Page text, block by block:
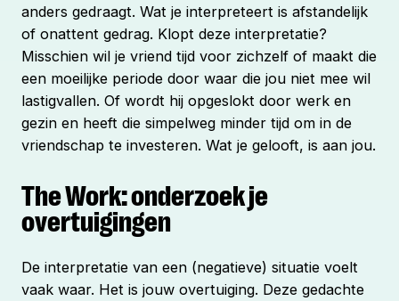
anders gedraagt. Wat je interpreteert is afstandelijk
of onattent gedrag. Klopt deze interpretatie?
Misschien wil je vriend tijd voor zichzelf of maakt die
een moeilijke periode door waar die jou niet mee wil
lastigvallen. Of wordt hij opgeslokt door werk en
gezin en heeft die simpelweg minder tijd om in de
vriendschap te investeren. Wat je gelooft, is aan jou.
The Work: onderzoek je
overtuigingen
De interpretatie van een (negatieve) situatie voelt
vaak waar. Het is jouw overtuiging. Deze gedachte